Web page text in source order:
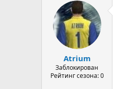
Atrium
Заблокирован
Рейтинг сезона: 0